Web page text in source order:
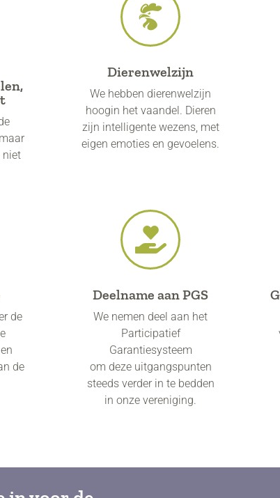
niet
Dierenwelzijn​
We hebben dierenwelzijn
hoogin het vaandel. Dieren
zijn intelligente wezens, met
eigen emoties en gevoelens.
de
de
Deelname aan PGS
We nemen deel aan het
Participatief
Garantiesysteem
om deze uitgangspunten
steeds verder in te bedden
in onze vereniging.